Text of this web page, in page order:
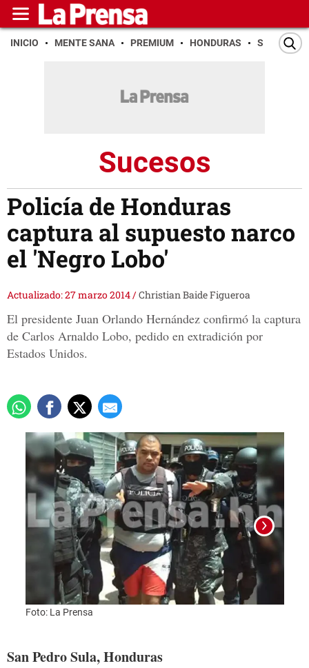
INICIO MENTE SANA PREMIUM HONDURAS SAN PEDRO
Sucesos
Policía de Honduras
captura al supuesto narco
el 'Negro Lobo'
Actualizado: 27 marzo 2014/Christian Baide Figueroa
El presidente Juan Orlando Hernández confirmó la captura
de Carlos Arnaldo Lobo, pedido en extradición por
Estados Unidos.
Foto: La Prensa
San Pedro Sula, Honduras